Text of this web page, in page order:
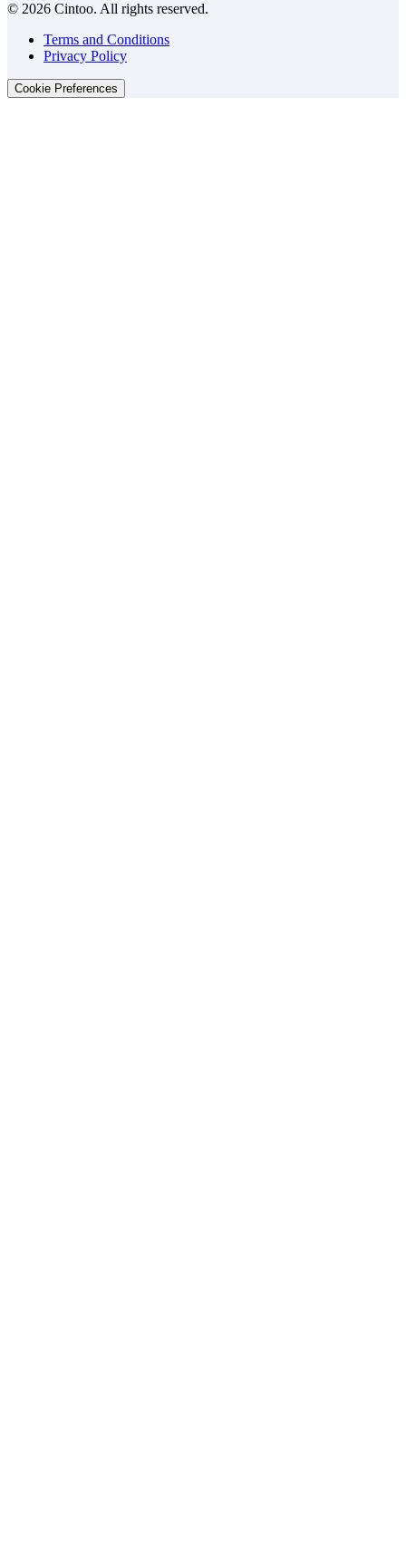
© 2026 Cintoo. All rights reserved.
Terms and Conditions
Privacy Policy
Cookie Preferences